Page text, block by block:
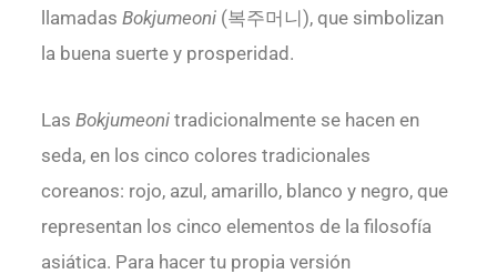
llamadas Bokjumeoni (복주머니), que simbolizan
la buena suerte y prosperidad.
Las Bokjumeoni tradicionalmente se hacen en
seda, en los cinco colores tradicionales
coreanos: rojo, azul, amarillo, blanco y negro, que
representan los cinco elementos de la filosofía
asiática. Para hacer tu propia versión